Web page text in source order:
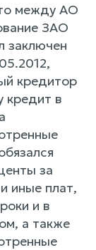
между АО
ЗАО
заключен
кредитор
кредит в
за
иные плат,
и в
а также